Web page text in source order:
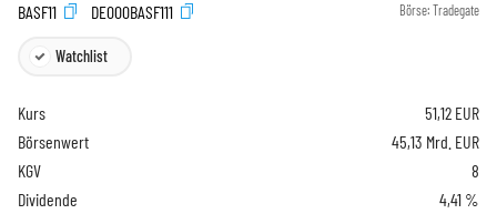
BASF11
DE000BASF111 Börse: Tradegate
Watchlist
Kurs 51,12 EUR
Börsenwert
45,13 Mrd. EUR
KGV
8
Dividende
4,41 %